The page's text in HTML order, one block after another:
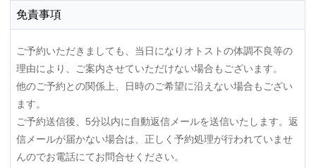
免責事項
ご予約いただきましても、当日になりオトストの体調不良等の
理由により、ご案内させていただけない場合もございます。
他のご予約との関係上、日時のご希望に沿えない場合もござい
ます。
ご予約送信後、5分以内に自動返信メールを送信いたします。返
信メールが届かない場合は、正しく予約処理が行われていませ
んのでお電話にてお問合せください。